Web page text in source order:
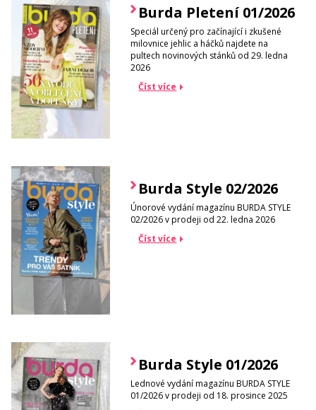
Burda Pletení 01/2026
Speciál určený pro začínající i zkušené
milovnice jehlic a háčků najdete na
pultech novinových stánků od 29. ledna
2026
Číst více
Burda Style 02/2026
Únorové vydání magazínu BURDA STYLE
02/2026 v prodeji od 22. ledna 2026
Číst více
Burda Style 01/2026
Lednové vydání magazínu BURDA STYLE
01/2026 v prodeji od 18. prosince 2025